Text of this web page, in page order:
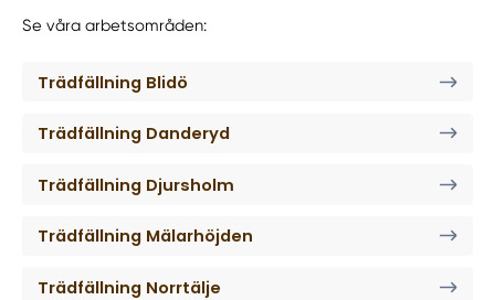
Se våra arbetsområden:
Trädfällning Blidö
Trädfällning Danderyd
Trädfällning Djursholm
Trädfällning Mälarhöjden
Trädfällning Norrtälje